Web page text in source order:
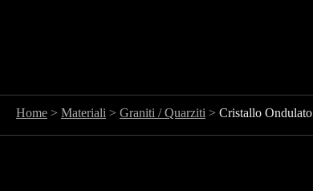
Home > Materiali > Graniti / Quarziti > Cristallo Ondulato